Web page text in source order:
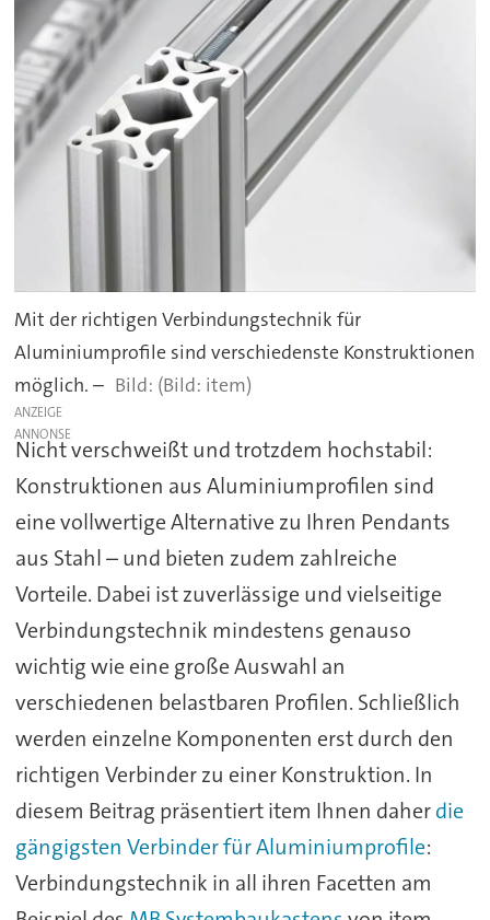
Mit der richtigen Verbindungstechnik für
Aluminiumprofile sind verschiedenste Konstruktionen
möglich. –
(Bild: item)
ANZEIGE
Nicht verschweißt und trotzdem hochstabil:
Konstruktionen aus Aluminiumprofilen sind
eine vollwertige Alternative zu Ihren Pendants
aus Stahl – und bieten zudem zahlreiche
Vorteile. Dabei ist zuverlässige und vielseitige
Verbindungstechnik mindestens genauso
wichtig wie eine große Auswahl an
verschiedenen belastbaren Profilen. Schließlich
werden einzelne Komponenten erst durch den
richtigen Verbinder zu einer Konstruktion. In
diesem Beitrag präsentiert item Ihnen daherdie
gängigsten Verbinder für Aluminiumprofile:
Verbindungstechnik in all ihren Facetten am